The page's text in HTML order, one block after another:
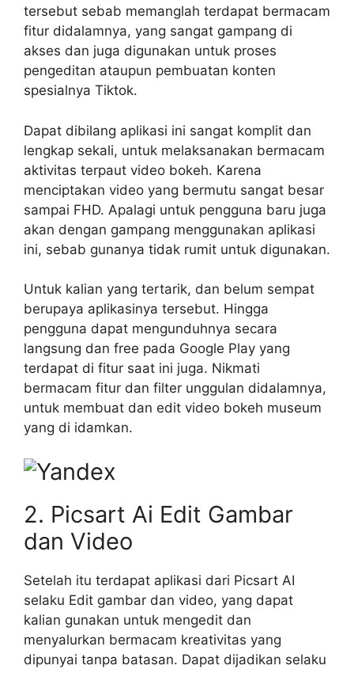
tersebut sebab memanglah terdapat bermacam
fitur didalamnya, yang sangat gampang di
akses dan juga digunakan untuk proses
pengeditan ataupun pembuatan konten
spesialnya Tiktok.
Dapat dibilang aplikasi ini sangat komplit dan
lengkap sekali, untuk melaksanakan bermacam
aktivitas terpaut video bokeh. Karena
menciptakan video yang bermutu sangat besar
sampai FHD. Apalagi untuk pengguna baru juga
akan dengan gampang menggunakan aplikasi
ini, sebab gunanya tidak rumit untuk digunakan.
Untuk kalian yang tertarik, dan belum sempat
berupaya aplikasinya tersebut. Hingga
pengguna dapat mengunduhnya secara
langsung dan free pada Google Play yang
terdapat di fitur saat ini juga. Nikmati
bermacam fitur dan filter unggulan didalamnya,
untuk membuat dan edit video bokeh museum
yang di idamkan.
2. Picsart Ai Edit Gambar
dan Video
Setelah itu terdapat aplikasi dari Picsart AI
selaku Edit gambar dan video, yang dapat
kalian gunakan untuk mengedit dan
menyalurkan bermacam kreativitas yang
dipunyai tanpa batasan. Dapat dijadikan selaku